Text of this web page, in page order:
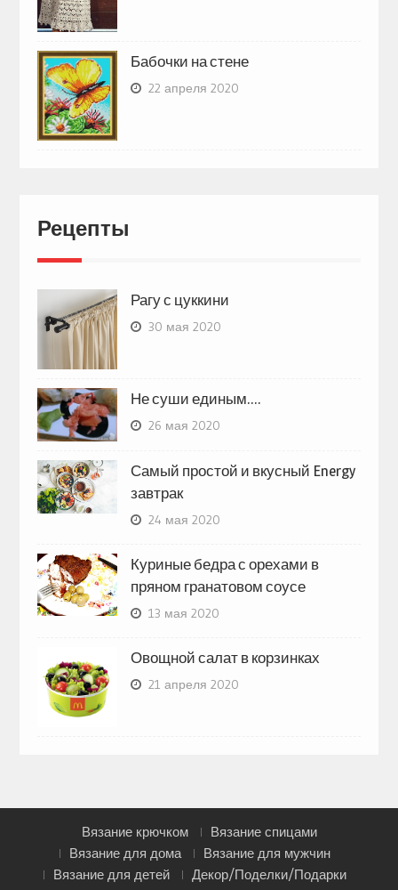
Бабочки на стене
22 апреля 2020
Рецепты
Рагу с цуккини
30 мая 2020
Не суши единым….
26 мая 2020
Самый простой и вкусный Energy
завтрак
24 мая 2020
Куриные бедра с орехами в
пряном гранатовом соусе
13 мая 2020
Овощной салат в корзинках
21 апреля 2020
Вязание крючком
Вязание спицами
Вязание для дома
Вязание для мужчин
Вязание для детей
Декор/Поделки/Подарки